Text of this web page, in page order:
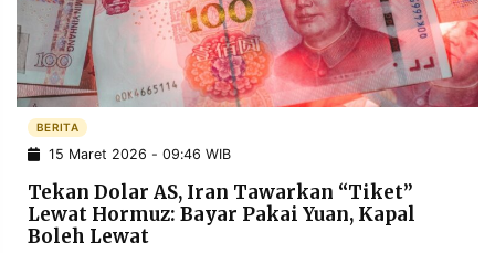
INFORMASI
PRIVACY
POLICY
BERITA
WARGA
INFORMASI
IKLAN
KIRIM
PENGADUAN TERM
SERVICE
BERITA
15 Maret 2026 - 09:46 WIB
Tekan Dolar AS, Iran Tawarkan “Tiket”
Lewat Hormuz: Bayar Pakai Yuan, Kapal
Boleh Lewat